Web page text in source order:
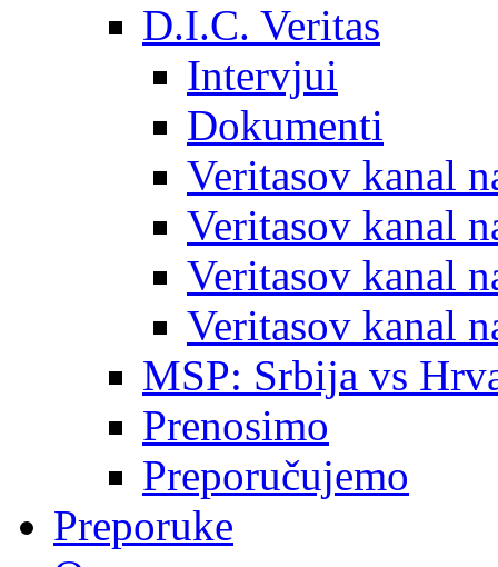
D.I.C. Veritas
Intervjui
Dokumenti
Veritasov kanal
Veritasov kanal
Veritasov kanal
Veritasov kanal
MSP: Srbija vs
Prenosimo
Preporučujemo
Preporuke